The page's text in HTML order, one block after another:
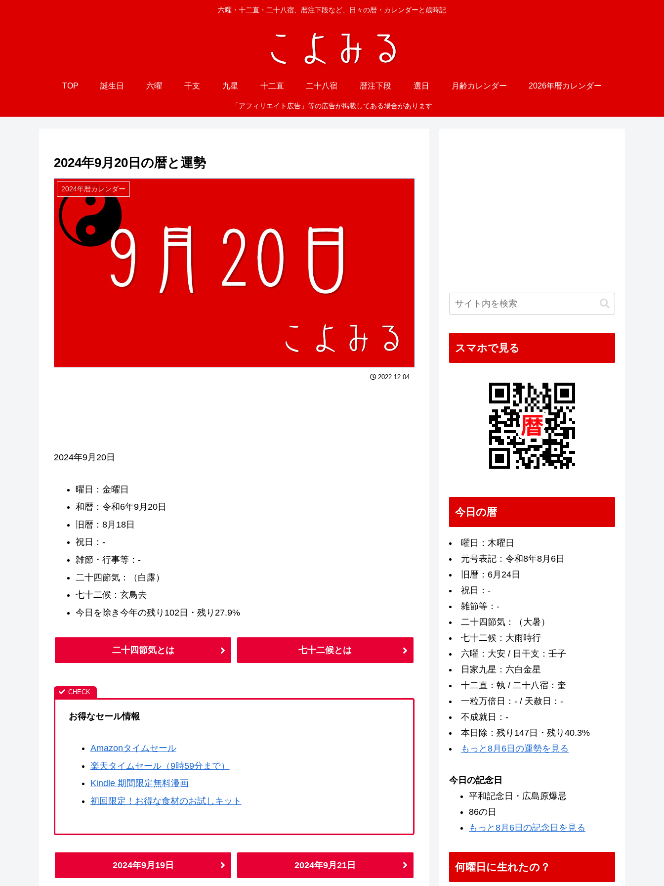
六曜・十二直・二十八宿、暦注下段など、日々の暦・カレンダーと歳時記
TOP 誕生日 六曜 干支 九星 十二直 二十八宿 暦注下段 選日 月齢カレンダー 2026年暦カレンダー
「アフィリエイト広告」等の広告が掲載してある場合があります
2024年9月20日の暦と運勢
2024年暦カレンダー
2022.12.04
2024年9月20日
曜日：金曜日
和暦：令和6年9月20日
旧暦：8月18日
祝日：-
雑節・行事等：-
二十四節気：（白露）
七十二候：玄鳥去
今日を除き今年の残り102日・残り27.9%
二十四節気とは 七十二候とは
お得なセール情報
Amazonタイムセール
楽天タイムセール（9時59分まで）
Kindle 期間限定無料漫画
初回限定！お得な食材のお試しキット
2024年9月19日 2024年9月21日
スマホで見る
今日の暦
曜日：木曜日
元号表記：令和8年8月6日
旧暦：6月24日
祝日：-
雑節等：-
二十四節気：（大暑）
七十二候：大雨時行
六曜：大安 / 日干支：壬子
日家九星：六白金星
十二直：執 / 二十八宿：奎
一粒万倍日：- / 天赦日：-
不成就日：-
本日除：残り147日・残り40.3%
もっと8月6日の運勢を見る
今日の記念日
平和記念日・広島原爆忌
86の日
もっと8月6日の記念日を見る
何曜日に生れたの？